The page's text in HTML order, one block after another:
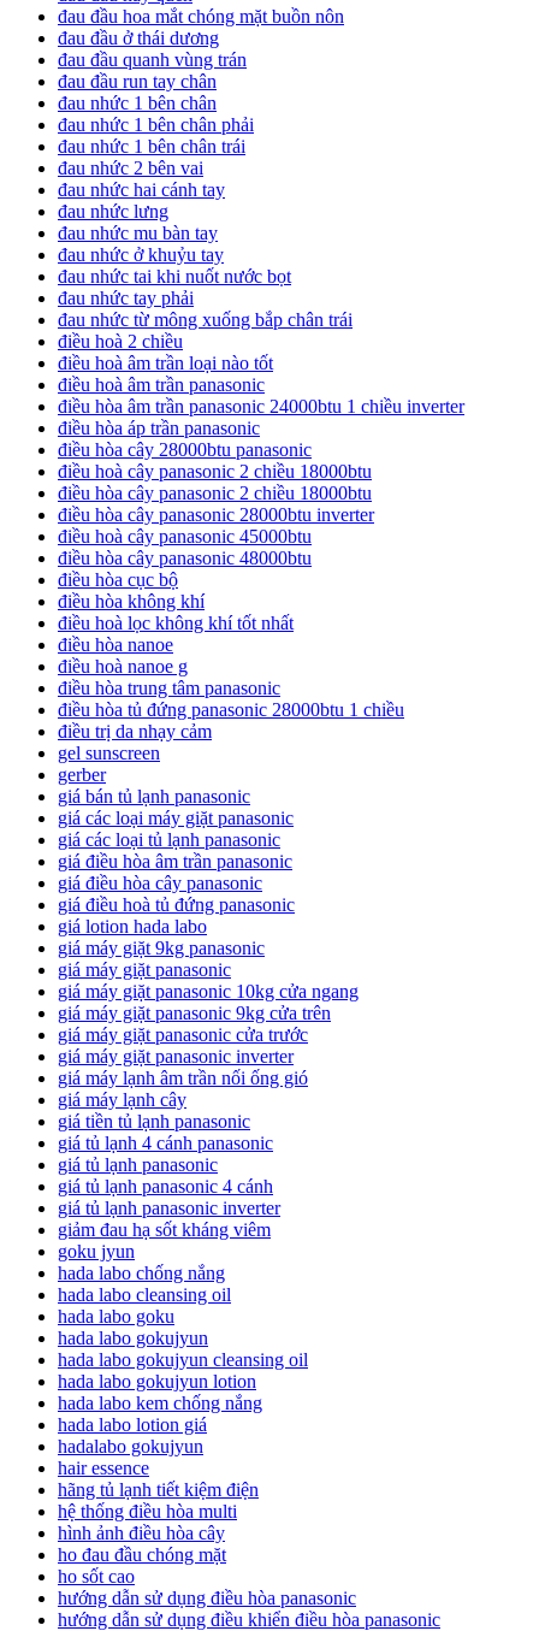
đau đầu hoa mắt chóng mặt buồn nôn
đau đầu ở thái dương
đau đầu quanh vùng trán
đau đầu run tay chân
đau nhức 1 bên chân
đau nhức 1 bên chân phải
đau nhức 1 bên chân trái
đau nhức 2 bên vai
đau nhức hai cánh tay
đau nhức lưng
đau nhức mu bàn tay
đau nhức ở khuỷu tay
đau nhức tai khi nuốt nước bọt
đau nhức tay phải
đau nhức từ mông xuống bắp chân trái
điều hoà 2 chiều
điều hoà âm trần loại nào tốt
điều hoà âm trần panasonic
điều hòa âm trần panasonic 24000btu 1 chiều inverter
điều hòa áp trần panasonic
điều hòa cây 28000btu panasonic
điều hoà cây panasonic 2 chiều 18000btu
điều hòa cây panasonic 2 chiều 18000btu
điều hòa cây panasonic 28000btu inverter
điều hoà cây panasonic 45000btu
điều hòa cây panasonic 48000btu
điều hòa cục bộ
điều hòa không khí
điều hoà lọc không khí tốt nhất
điều hòa nanoe
điều hoà nanoe g
điều hòa trung tâm panasonic
điều hòa tủ đứng panasonic 28000btu 1 chiều
điều trị da nhạy cảm
gel sunscreen
gerber
giá bán tủ lạnh panasonic
giá các loại máy giặt panasonic
giá các loại tủ lạnh panasonic
giá điều hòa âm trần panasonic
giá điều hòa cây panasonic
giá điều hoà tủ đứng panasonic
giá lotion hada labo
giá máy giặt 9kg panasonic
giá máy giặt panasonic
giá máy giặt panasonic 10kg cửa ngang
giá máy giặt panasonic 9kg cửa trên
giá máy giặt panasonic cửa trước
giá máy giặt panasonic inverter
giá máy lạnh âm trần nối ống gió
giá máy lạnh cây
giá tiền tủ lạnh panasonic
giá tủ lạnh 4 cánh panasonic
giá tủ lạnh panasonic
giá tủ lạnh panasonic 4 cánh
giá tủ lạnh panasonic inverter
giảm đau hạ sốt kháng viêm
goku jyun
hada labo chống nắng
hada labo cleansing oil
hada labo goku
hada labo gokujyun
hada labo gokujyun cleansing oil
hada labo gokujyun lotion
hada labo kem chống nắng
hada labo lotion giá
hadalabo gokujyun
hair essence
hãng tủ lạnh tiết kiệm điện
hệ thống điều hòa multi
hình ảnh điều hòa cây
ho đau đầu chóng mặt
ho sốt cao
hướng dẫn sử dụng điều hòa panasonic
hướng dẫn sử dụng điều khiển điều hòa panasonic